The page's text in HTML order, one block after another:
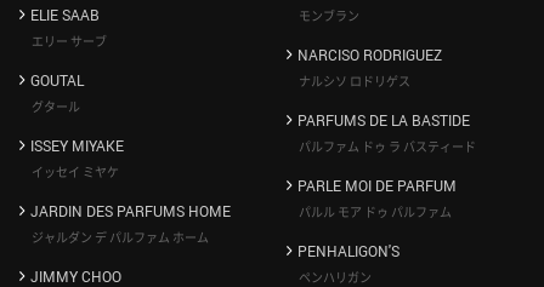
ELIE SAAB
エリー サーブ
GOUTAL
グタール
ISSEY MIYAKE
イッセイ ミヤケ
JARDIN DES PARFUMS HOME
ジャルダン デ パルファム ホーム
JIMMY CHOO
モンブラン
NARCISO RODRIGUEZ
ナルシソ ロドリゲス
PARFUMS DE LA BASTIDE
パルファム ドゥ ラ バスティード
PARLE MOI DE PARFUM
パルル モア ドゥ パルファム
PENHALIGON'S
ペンハリガン